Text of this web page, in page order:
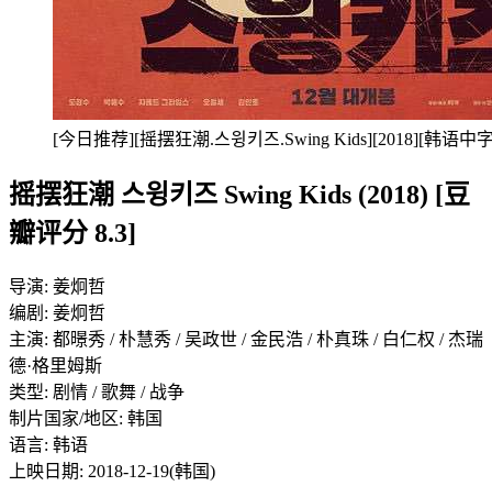
[今日推荐][摇摆狂潮.스윙키즈.Swing Kids][2018][韩语中
摇摆狂潮 스윙키즈 Swing Kids (2018) [豆
瓣评分 8.3]
导演: 姜炯哲
编剧: 姜炯哲
主演: 都暻秀 / 朴慧秀 / 吴政世 / 金民浩 / 朴真珠 / 白仁权 / 杰瑞
德·格里姆斯
类型: 剧情 / 歌舞 / 战争
制片国家/地区: 韩国
语言: 韩语
上映日期: 2018-12-19(韩国)